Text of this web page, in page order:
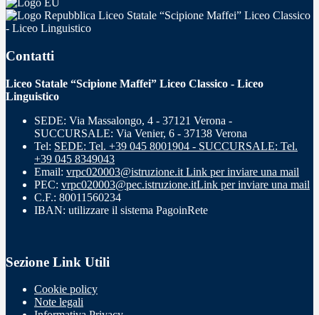
Liceo Statale “Scipione Maffei” Liceo Classico
- Liceo Linguistico
Contatti
Liceo Statale “Scipione Maffei” Liceo Classico - Liceo
Linguistico
SEDE: Via Massalongo, 4 - 37121 Verona -
SUCCURSALE: Via Venier, 6 - 37138 Verona
Tel: SEDE: Tel. +39 045 8001904 - SUCCURSALE: Tel.
+39 045 8349043
Email: vrpc020003@istruzione.it Link per inviare una mail
PEC: vrpc020003@pec.istruzione.itLink per inviare una mail
C.F.: 80011560234
IBAN: utilizzare il sistema PagoinRete
Sezione Link Utili
Cookie policy
Note legali